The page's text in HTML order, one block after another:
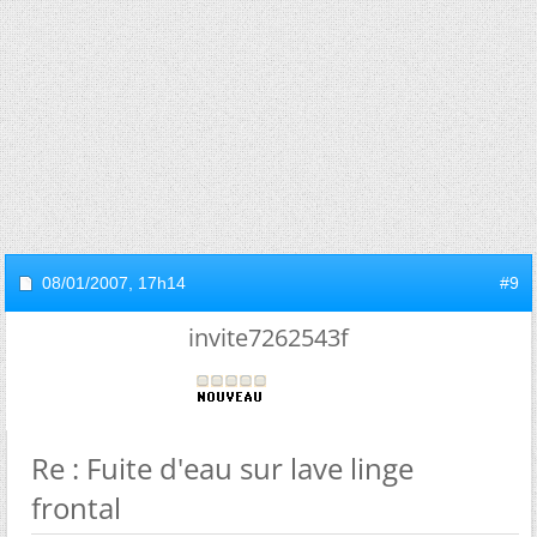
08/01/2007, 17h14 #9
invite7262543f
Re : Fuite d'eau sur lave linge
frontal